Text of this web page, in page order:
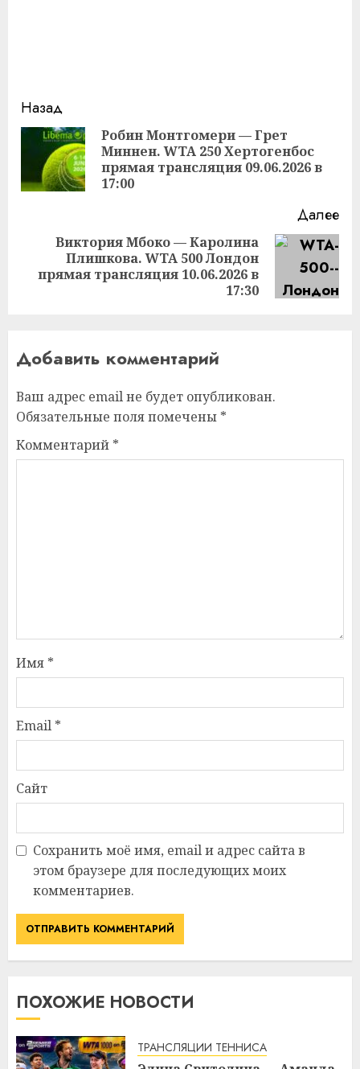
Продолжить
чтение
Назад
Робин Монтгомери — Грет
Миннен. WTA 250 Хертогенбос
прямая трансляция 09.06.2026 в
17:00
Далее
Следующая
запись:
Виктория Мбоко — Каролина
Плишкова. WTA 500 Лондон
прямая трансляция 10.06.2026 в
17:30
Добавить комментарий
Ваш адрес email не будет опубликован.
Обязательные поля помечены *
Комментарий *
Имя *
Email *
Сайт
Сохранить моё имя, email и адрес сайта в
этом браузере для последующих моих
комментариев.
ПОХОЖИЕ НОВОСТИ
ТРАНСЛЯЦИИ ТЕННИСА